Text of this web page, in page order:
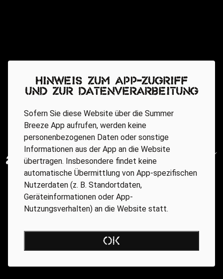
Regionale Partner
Hinweis zum App-Zugriff
und zur Datenverarbeitung
Sofern Sie diese Website über die Summer
Breeze App aufrufen, werden keine
personenbezogenen Daten oder sonstige
Informationen aus der App an die Website
übertragen. Insbesondere findet keine
automatische Übermittlung von App-spezifischen
Nutzerdaten (z. B. Standortdaten,
Geräteinformationen oder App-
Nutzungsverhalten) an die Website statt.
OK